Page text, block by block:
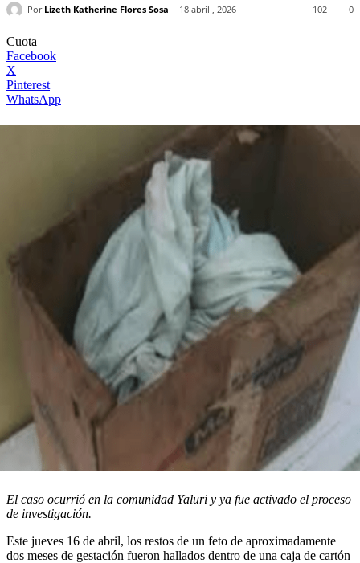
Por Lizeth Katherine Flores Sosa 18 abril , 2026 0
102
Cuota
Facebook
X
Pinterest
WhatsApp
El caso ocurrió en la comunidad Yaluri y ya fue activado el proceso
de investigación.
Este jueves 16 de abril, los restos de un feto de aproximadamente
dos meses de gestación fueron hallados dentro de una caja de cartón